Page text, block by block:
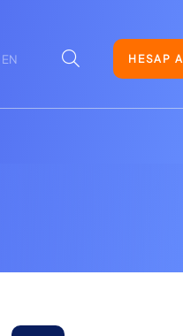
EN HESAP